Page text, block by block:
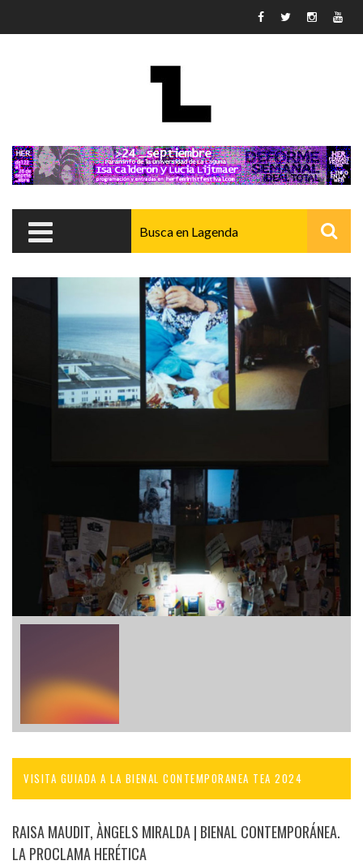
VISITA GUIADA A LA BIENAL CONTEMPORANEA TEA 2024
RAISA MAUDIT, ÀNGELS MIRALDA| BIENAL CONTEMPORÁNEA.
LA PROCLAMA HERÉTICA